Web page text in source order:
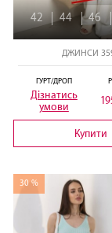
42 44 46
ДЖИНСИ
ГУРТ/ДРОП
Дізнатись
умови
Купити
30 %